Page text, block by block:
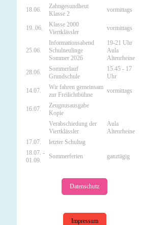
18.06.
Zahngesundheut
Klasse 2
vormittags
19..06.
Klasse 2000
Viertklässler
vormittags
25.06.
Informationsabend
Schulneulinge
Sommer 2026
19-21 Uhr
Aula
Altenrheine
28.06.
Sommerlauf
Grundschule
15.45 - 17
Uhr
14.07.
Wir fahren gemeinsam
zur Freilichtbühne
vormittags
16.07.
Zeugnusausgabe
Kopie
Verabschiedung der
Viertklässler
Aula
Altenrheine
17.07.
letzter Schultag
18.07. -
01.09.
Sommerferien ganztägig
Datenschutz
Impressum